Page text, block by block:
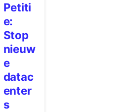
Petiti
e:
Stop
nieuw
e
datac
enter
s